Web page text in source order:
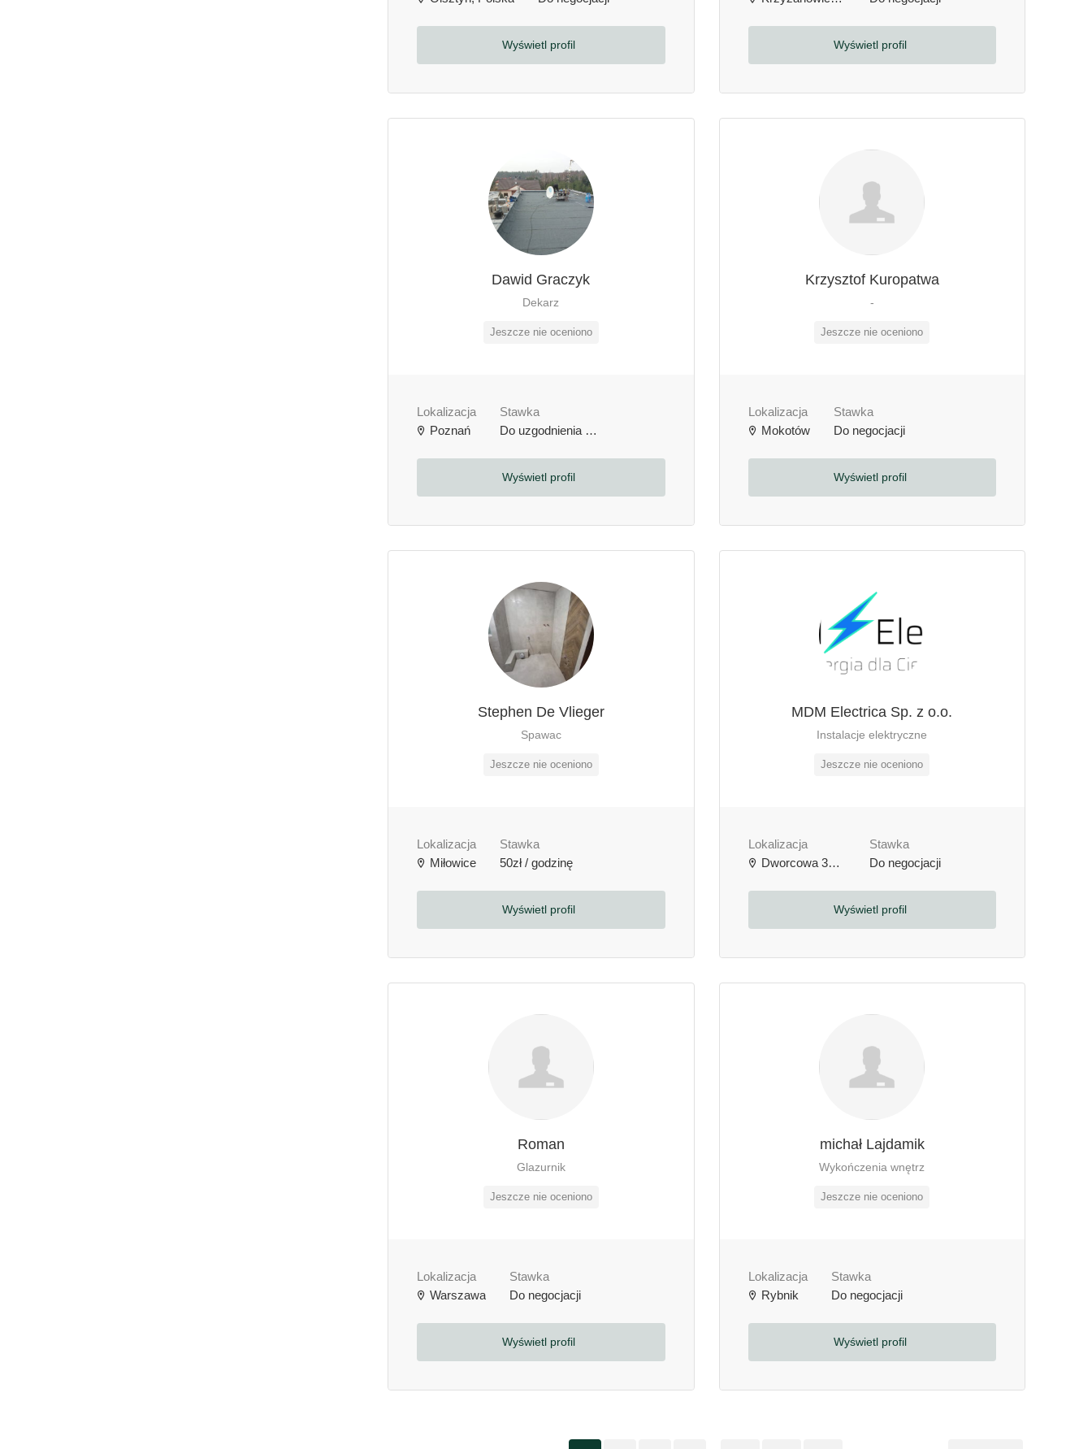
Wyświetl profil Wyświetl profil
Dawid Graczyk
Dekarz
Jeszcze nie oceniono
Lokalizacja
Poznań
Stawka
Do uzgodnienia
Wyświetl profil
Krzysztof Kuropatwa
-
Jeszcze nie oceniono
Lokalizacja
Mokotów
Stawka
Do negocjacji
Wyświetl profil
Stephen De Vlieger
Spawac
Jeszcze nie oceniono
Lokalizacja
Miłowice
Stawka
50zł / godzinę
Wyświetl profil
MDM Electrica Sp. z o.o.
Instalacje elektryczne
Jeszcze nie oceniono
Lokalizacja
Dworcowa 3b, 64-000 Kościan, Polska
Stawka
Do negocjacji
Wyświetl profil
Roman
Glazurnik
Jeszcze nie oceniono
Lokalizacja
Warszawa
Stawka
Do negocjacji
Wyświetl profil
michał Lajdamik
Wykończenia wnętrz
Jeszcze nie oceniono
Lokalizacja
Rybnik
Stawka
Do negocjacji
Wyświetl profil